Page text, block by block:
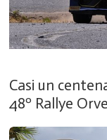
Casi un
48º Rallye